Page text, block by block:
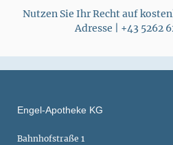
Nutzen Sie Ihr Recht auf
Adresse | +43 5262
Engel-Apotheke KG
Bahnhofstraße 1